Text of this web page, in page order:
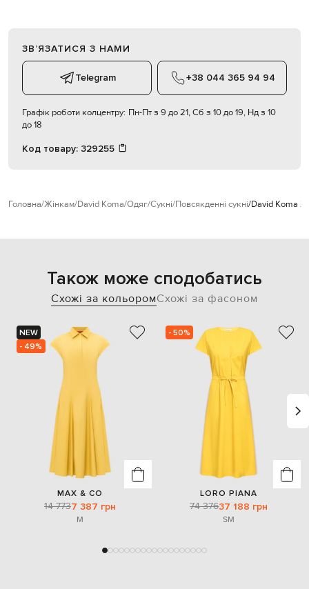
ЗВʼЯЗАТИСЯ З НАМИ
Telegram +38 044 365 94 94
Графік роботи колцентру: Пн-Пт з 9 до 21, Сб з 10 до 19, Нд з 10
до 18
Код товару: 329255
Головна Жінкам David Koma Одяг Сукні Повсякденні сукні David Koma
Також може сподобатись
Схожі за кольоромСхожі за фасоном
NEW
- 49%
MAX & CO
14 7737 387 грн
M
- 50%
LORO PIANA
74 37637 188 грн
SM